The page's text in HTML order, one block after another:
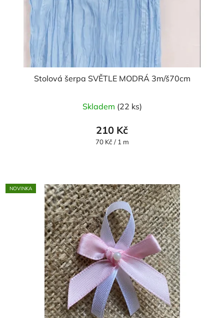
Stolová šerpa SVĚTLE MODRÁ 3m/š70cm
hodnocení
produktu
je
hvězdiček.
Skladem (22 ks)
210 Kč
Měrná
70 Kč / 1 m
NOVINKA